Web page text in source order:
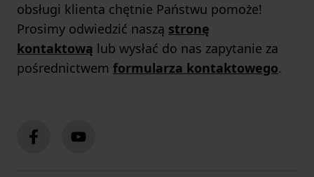
obsługi klienta chętnie Państwu pomoże!
Prosimy odwiedzić naszą stronę
kontaktową lub wysłać do nas zapytanie za
pośrednictwem formularza kontaktowego.